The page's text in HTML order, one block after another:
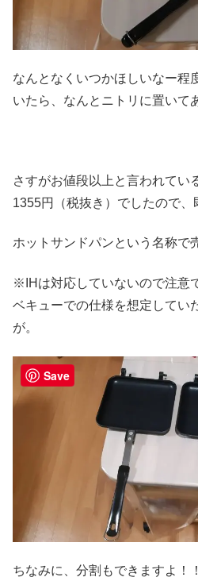
なんとなくいつかほしいなー程
いたら、なんとニトリに置いて
さすがお値段以上と言われてい
1355円（税抜き）でしたので、
ホットサンドパンという名称で
※IHは対応していないので注
ベキューでの仕様を想定してい
が。
ちなみに、分割もできますよ
Save